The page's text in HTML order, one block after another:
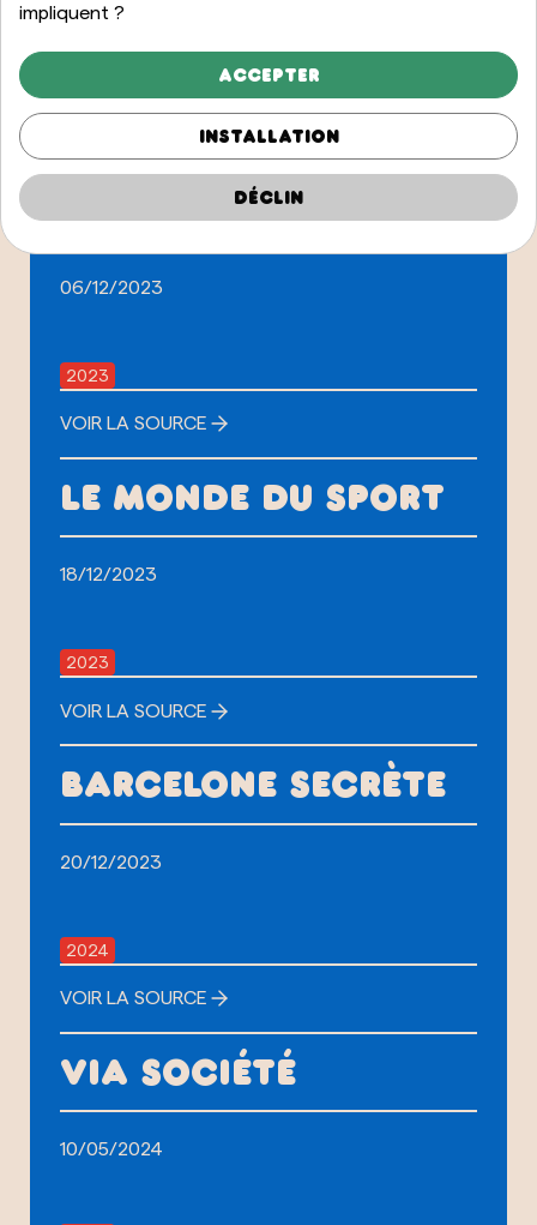
VOIR LA SOURCE
LE JOURNAL
06/12/2023
2023
VOIR LA SOURCE
LE MONDE DU SPORT
18/12/2023
2023
VOIR LA SOURCE
BARCELONE SECRÈTE
20/12/2023
2024
VOIR LA SOURCE
VIA SOCIÉTÉ
10/05/2024
impliquent ?
Accepter
Installation
Déclin